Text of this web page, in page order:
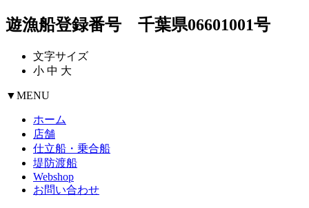
遊漁船登録番号 千葉県06601001号
文字サイズ
小 中 大
▼MENU
ホーム
店舗
仕立船・乗合船
堤防渡船
Webshop
お問い合わせ